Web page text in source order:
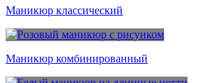
Маникюр классический
Маникюр комбинированный